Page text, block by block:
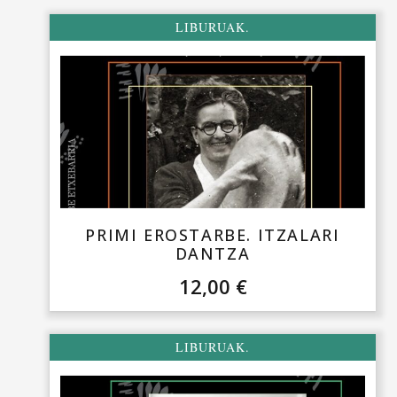
LIBURUAK.
PRIMI EROSTARBE. ITZALARI
DANTZA
12,00 €
LIBURUAK.